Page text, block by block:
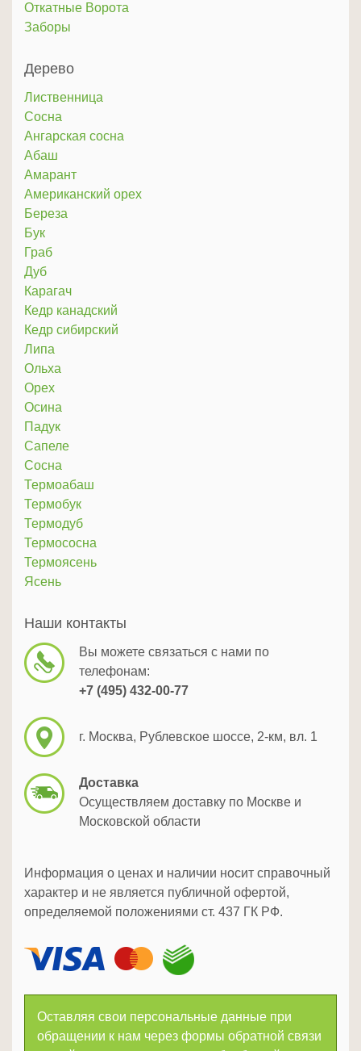
Откатные Ворота
Заборы
Дерево
Лиственница
Сосна
Ангарская сосна
Абаш
Амарант
Американский орех
Береза
Бук
Граб
Дуб
Карагач
Кедр канадский
Кедр сибирский
Липа
Ольха
Орех
Осина
Падук
Сапеле
Сосна
Термоабаш
Термобук
Термодуб
Термососна
Термоясень
Ясень
Наши контакты
Вы можете связаться с нами по
телефонам:
+7 (495) 432-00-77
г. Москва, Рублевское шоссе, 2-км, вл. 1
Доставка
Осуществляем доставку по Москве и
Московской области
Информация о ценах и наличии носит справочный
характер и не является публичной офертой,
определяемой положениями ст. 437 ГК РФ.
Оставляя свои персональные данные при
обращении к нам через формы обратной связи